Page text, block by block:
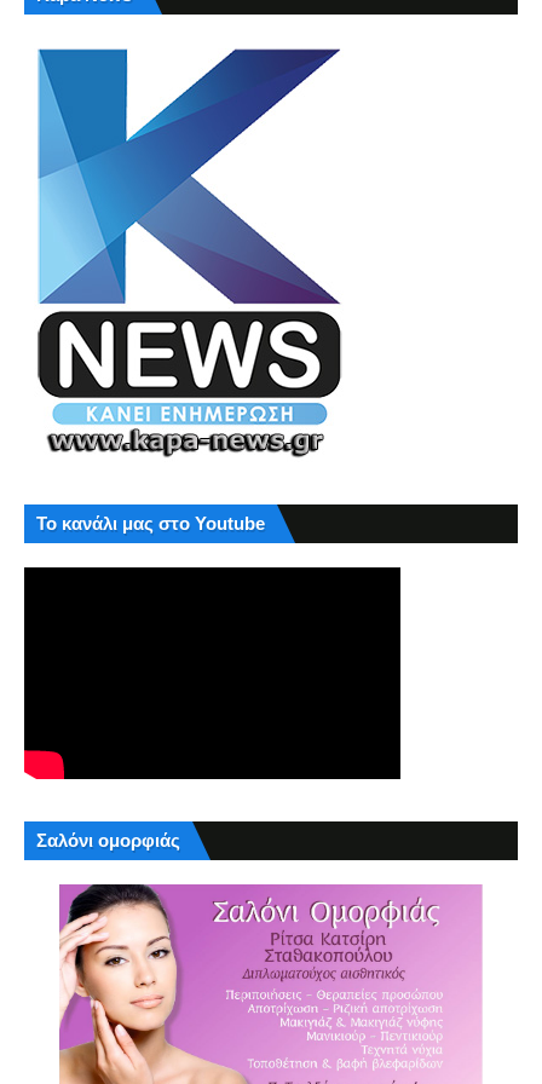
Το κανάλι μας στο Youtube
Σαλόνι ομορφιάς